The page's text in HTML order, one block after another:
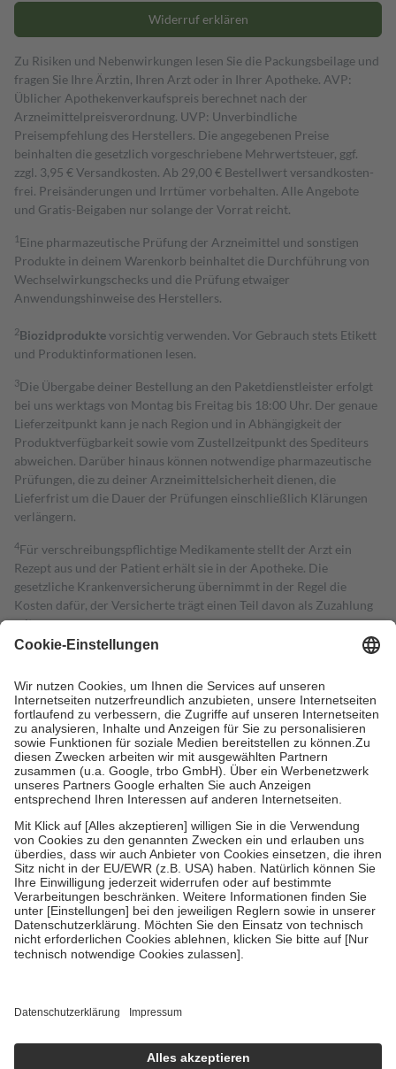
Widerruf erklären
Zu Risiken und Nebenwirkungen lesen Sie die Packungsbeilage und
fragen Sie Ihre Ärztin, Ihren Arzt oder in Ihrer Apotheke. AVP:
Üblicher Apothekenverkaufspreis berechnet nach der
Arzneimittelpreisverordnung. UVP: Unverbindliche
Preisempfehlung des Herstellers. Die angegebenen Preise
beinhalten die gesetzlich vorgeschriebene Mehrwertsteuer, ggf.
zzgl. 3,95 € Versandkosten. Ab 29,00 € Bestell­wert versand­kosten­
frei. Preisänderungen und Irrtümer vorbehalten. Alle Angebote
und Gratis-Beigaben nur solange der Vorrat reicht.
1 Eine pharmazeutische Prüfung der Arzneimittel und sonstigen
Produkte in deinem Warenkorb beinhaltet die Durchführung von
Wechselwirkungschecks und die Prüfung etwaiger
Anwendungshinweise des Herstellers.
2Biozidproduktevorsichtig verwenden. Vor Gebrauch stets Etikett
und Produktinformationen lesen.
3Die Übergabe deiner Bestellung an den Paketdienstleister erfolgt
bei uns werktags von Montag bis Freitag bis 18:00 Uhr. Der genaue
Lieferzeitpunkt kann je nach Region und in Abhängigkeit der
Produktverfügbarkeit sowie vom Zustellzeitpunkt des Spediteurs
abweichen. Darüber hinaus können notwendige pharmazeutische
Prüfungen, die zu deiner Arzneimittelsicherheit dienen, die
Lieferfrist um die Dauer der Prüfungen einschließlich Klärungen
verlängern.
4Für verschreibungspflichtige Medikamente stellt der Arzt ein
Rezept aus und der Patient erhält sie in der Apotheke. Die
gesetzliche Krankenversicherung übernimmt in der Regel die
Kosten dafür, der Versicherte trägt einen Teil davon als Zuzahlung
mit.
Grundsätzlich leisten Mitglieder Zuzahlungen in Höhe von zehn
höchstens zehn Euro.
Es sind jedoch nie mehr als die tatsächlichen
Kosten der Leistung zu entrichten.
Diese Regeln gelten grundsätzlich auch für Online-Apotheken.
Bei Heilmitteln und häuslicher Krankenpflege beträgt die
Zuzahlung zehn Prozent der Kosten sowie zehn Euro je
Verordnung.
Um das Engagement der Versicherten für ihre eigene Gesundheit zu
stärken und die besondere Stellung der Familie zu unterstützen,
fallenkeine Zuzahlungenan bei:
• Kindern und Jugendlichen bis zum vollendeten 18. Lebensjahr
mit Ausnahme der Fahrkosten
• Untersuchungen zur Vorsorge und Früherkennung, die von der
GKV getragen werden
• empfohlenen Schutzimpfungen
• Harn- und Blutteststreifen
getroffen, um sicherzustellen, dass es sich um echte Bewertungen
https://help.etrusted.com/hc/de/articles/4419944605341